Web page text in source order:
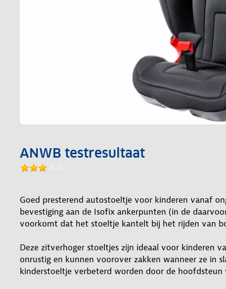
ANWB testresultaat
Goed presterend autostoeltje voor kinderen vanaf
bevestiging aan de Isofix ankerpunten (in de
voorkomt dat het stoeltje kantelt bij het rijden van
Deze zitverhoger stoeltjes zijn ideaal voor kinderen
onrustig en kunnen voorover zakken wanneer ze in
kinderstoeltje verbeterd worden door de